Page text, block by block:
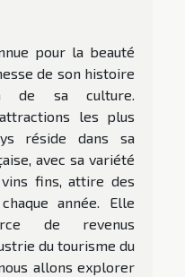
pour la beauté
de son histoire
de sa culture.
les plus
réside dans sa
avec sa variété
fins, attire des
année. Elle
de revenus
du tourisme du
allons explorer